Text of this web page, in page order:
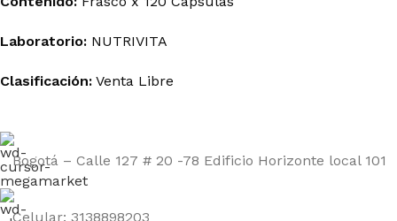
Laboratorio: NUTRIVITA
Clasificación: Venta Libre
Bogotá – Calle 127 # 20 -78 Edificio Horizonte local 101
Celular: 3138898203